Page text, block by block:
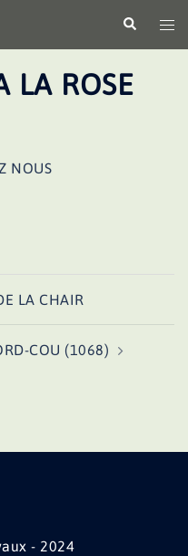
le
LA ROSE
NOUS
LA CHAIR
COU (1068)
- 2024